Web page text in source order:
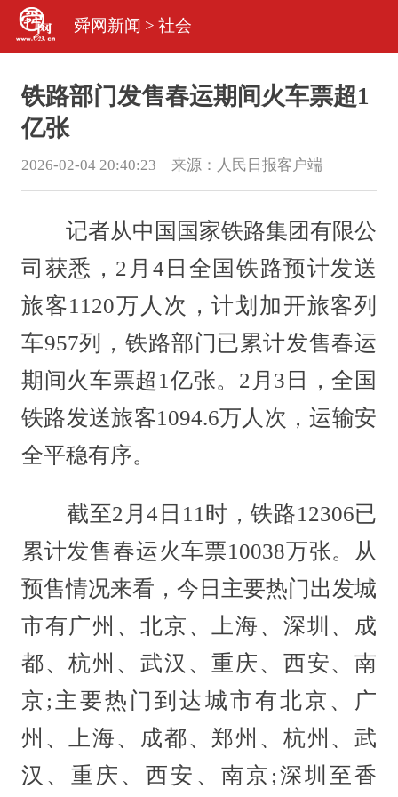
舜网新闻 > 社会
铁路部门发售春运期间火车票超1
亿张
2026-02-04 20:40:23 来源： 人民日报客户端
记者从中国国家铁路集团有限公
司获悉，2月4日全国铁路预计发送
旅客1120万人次，计划加开旅客列
车957列，铁路部门已累计发售春运
期间火车票超1亿张。2月3日，全国
铁路发送旅客1094.6万人次，运输安
全平稳有序。
截至2月4日11时，铁路12306已
累计发售春运火车票10038万张。从
预售情况来看，今日主要热门出发城
市有广州、北京、上海、深圳、成
都、杭州、武汉、重庆、西安、南
京;主要热门到达城市有北京、广
州、上海、成都、郑州、杭州、武
汉、重庆、西安、南京;深圳至香